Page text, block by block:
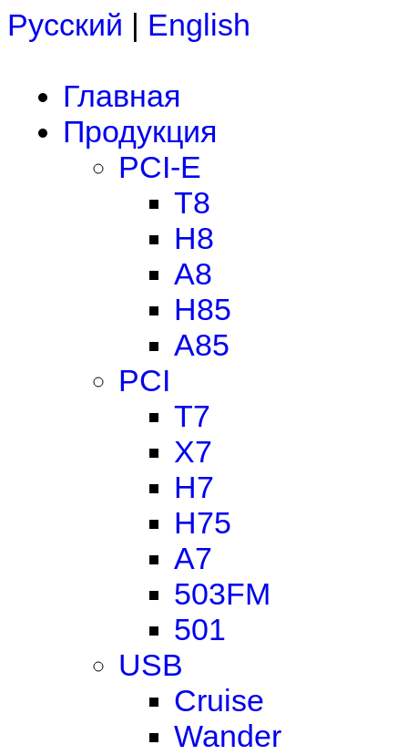
Русский | English
Главная
Продукция
PCI-E
T8
H8
A8
H85
A85
PCI
T7
X7
H7
H75
A7
503FM
501
USB
Cruise
Wander